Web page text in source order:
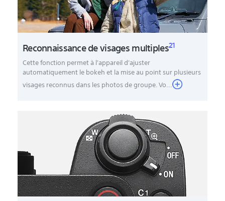
Reconnaissance de visages multiples21
Cette fonction permet à l'appareil d'ajuster
automatiquement le bokeh et la mise au point sur plusieurs
visages reconnus dans les photos de groupe. Vo...